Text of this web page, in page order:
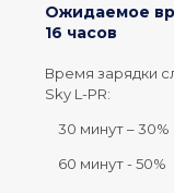
Ожидаемое
16 часов
Время зарядки
Sky L-PR:
30 минут – 30%
60 минут - 50%